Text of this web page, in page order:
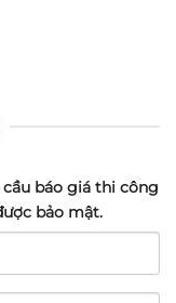
báo giá thi công
bảo mật.